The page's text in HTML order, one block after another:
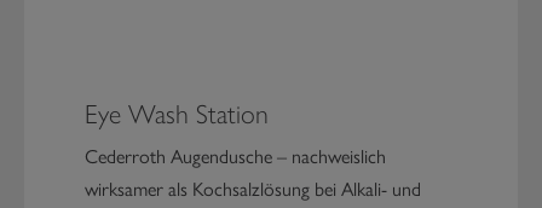
Eye Wash Station
Cederroth Augendusche – nachweislich
wirksamer als Kochsalzlösung bei Alkali- und